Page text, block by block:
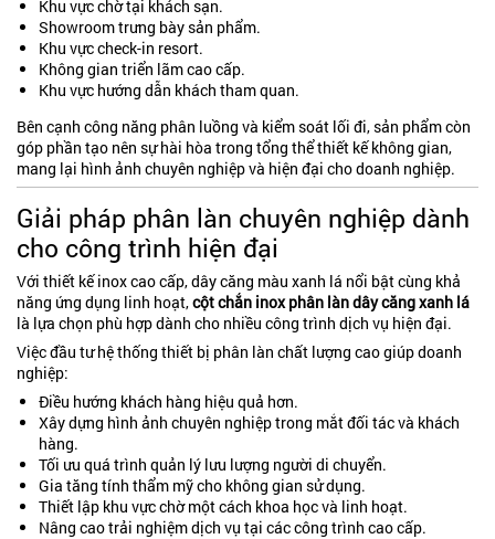
Khu vực chờ tại khách sạn.
Showroom trưng bày sản phẩm.
Khu vực check-in resort.
Không gian triển lãm cao cấp.
Khu vực hướng dẫn khách tham quan.
Bên cạnh công năng phân luồng và kiểm soát lối đi, sản phẩm còn
góp phần tạo nên sự hài hòa trong tổng thể thiết kế không gian,
mang lại hình ảnh chuyên nghiệp và hiện đại cho doanh nghiệp.
Giải pháp phân làn chuyên nghiệp dành
cho công trình hiện đại
Với thiết kế inox cao cấp, dây căng màu xanh lá nổi bật cùng khả
năng ứng dụng linh hoạt,cột chắn inox phân làn dây căng xanh lá
là lựa chọn phù hợp dành cho nhiều công trình dịch vụ hiện đại.
Việc đầu tư hệ thống thiết bị phân làn chất lượng cao giúp doanh
nghiệp:
Điều hướng khách hàng hiệu quả hơn.
Xây dựng hình ảnh chuyên nghiệp trong mắt đối tác và khách
hàng.
Tối ưu quá trình quản lý lưu lượng người di chuyển.
Gia tăng tính thẩm mỹ cho không gian sử dụng.
Thiết lập khu vực chờ một cách khoa học và linh hoạt.
Nâng cao trải nghiệm dịch vụ tại các công trình cao cấp.